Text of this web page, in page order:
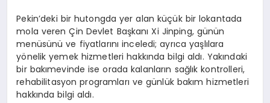
Pekin’deki bir hutongda yer alan küçük bir lokantada
mola veren Çin Devlet Başkanı Xi Jinping, günün
menüsünü ve fiyatlarını inceledi; ayrıca yaşlılara
yönelik yemek hizmetleri hakkında bilgi aldı. Yakındaki
bir bakımevinde ise orada kalanların sağlık kontrolleri,
rehabilitasyon programları ve günlük bakım hizmetleri
hakkında bilgi aldı.